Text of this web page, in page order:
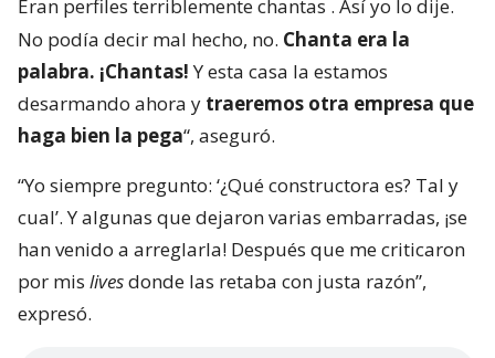
Eran perfiles terriblemente chantas . Así yo lo dije.
No podía decir mal hecho, no. Chanta era la
palabra. ¡Chantas!Y esta casa la estamos
desarmando ahora y traeremos otra empresa que
haga bien la pega“, aseguró.
“Yo siempre pregunto: ‘¿Qué constructora es? Tal y
cual’. Y algunas que dejaron varias embarradas, ¡se
han venido a arreglarla! Después que me criticaron
por mis livesdonde las retaba con justa razón”,
expresó.